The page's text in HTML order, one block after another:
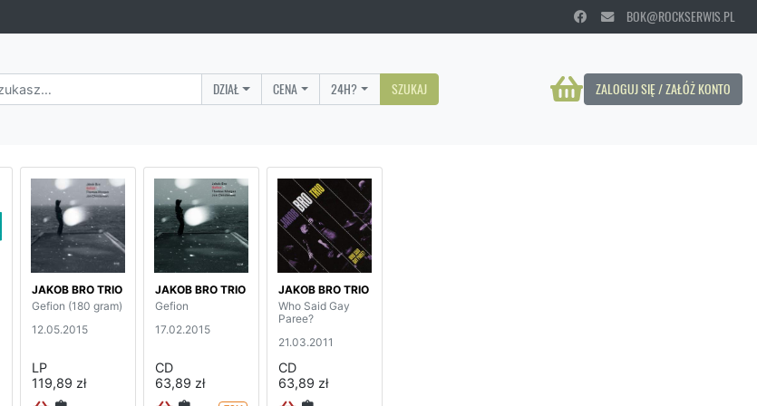
BOK@ROCKSERWIS.PL
ZALOGUJ SIĘ / ZAŁÓŻ KONTO
DZIAŁ CENA 24H? SZUKAJ
JAKOB BRO TRIO
Gefion (180 gram)
12.05.2015
LP
119,89 zł
JAKOB BRO TRIO
Gefion
17.02.2015
CD
63,89 zł
JAKOB BRO TRIO
Who Said Gay
Paree?
21.03.2011
CD
63,89 zł